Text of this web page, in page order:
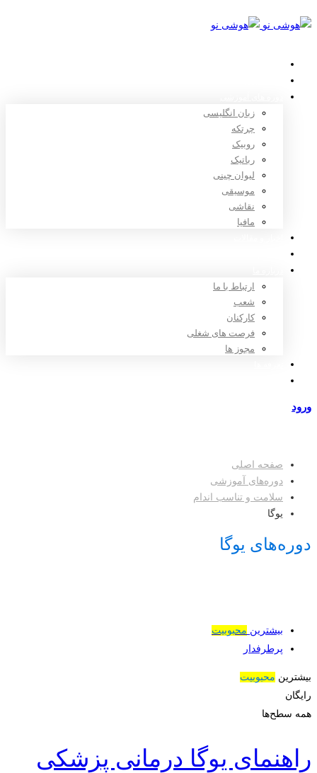
زبان انگلیسی
چرتکه
روبیک
رباتیک
لیوان چینی
موسیقی
نقاشی
مافیا
ارتباط با ما
شعب
کارکنان
فرصت های شغلی
مجوز ها
ورود
صفحه اصلی
دوره‌های آموزشی
سلامت و تناسب اندام
یوگا
دوره‌های یوگا
بیشترین محبوبیت
پرطرفدار
بیشترین محبوبیت
رایگان
همه سطح‌ها
راهنمای یوگا درمانی پزشکی